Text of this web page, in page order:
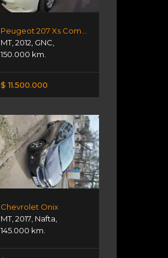
MT,2012 GNC
150.000 km.
$ 11.500.000
Chevrolet Onix
MT,2017 Nafta
145.000 km.